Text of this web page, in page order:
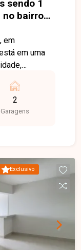
sendo 1
no bairro
MG
em
em uma
variedade
sendo 01
ampla sacada,
cobertas.
hall
salão de
2
Garagens
Exclusivo